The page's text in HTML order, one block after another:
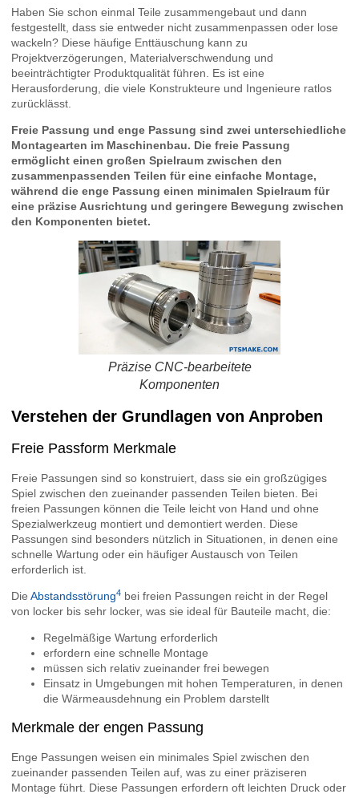
Haben Sie schon einmal Teile zusammengebaut und dann
festgestellt, dass sie entweder nicht zusammenpassen oder lose
wackeln? Diese häufige Enttäuschung kann zu
Projektverzögerungen, Materialverschwendung und
beeinträchtigter Produktqualität führen. Es ist eine
Herausforderung, die viele Konstrukteure und Ingenieure ratlos
zurücklässt.
Freie Passung und enge Passung sind zwei unterschiedliche
Montagearten im Maschinenbau. Die freie Passung
ermöglicht einen großen Spielraum zwischen den
zusammenpassenden Teilen für eine einfache Montage,
während die enge Passung einen minimalen Spielraum für
eine präzise Ausrichtung und geringere Bewegung zwischen
den Komponenten bietet.
Präzise CNC-bearbeitete
Komponenten
Verstehen der Grundlagen von Anproben
Freie Passform Merkmale
Freie Passungen sind so konstruiert, dass sie ein großzügiges
Spiel zwischen den zueinander passenden Teilen bieten. Bei
freien Passungen können die Teile leicht von Hand und ohne
Spezialwerkzeug montiert und demontiert werden. Diese
Passungen sind besonders nützlich in Situationen, in denen eine
schnelle Wartung oder ein häufiger Austausch von Teilen
erforderlich ist.
Die Abstandsstörung4 bei freien Passungen reicht in der Regel
von locker bis sehr locker, was sie ideal für Bauteile macht, die:
Regelmäßige Wartung erforderlich
erfordern eine schnelle Montage
müssen sich relativ zueinander frei bewegen
Einsatz in Umgebungen mit hohen Temperaturen, in denen
die Wärmeausdehnung ein Problem darstellt
Merkmale der engen Passung
Enge Passungen weisen ein minimales Spiel zwischen den
zueinander passenden Teilen auf, was zu einer präziseren
Montage führt. Diese Passungen erfordern oft leichten Druck oder